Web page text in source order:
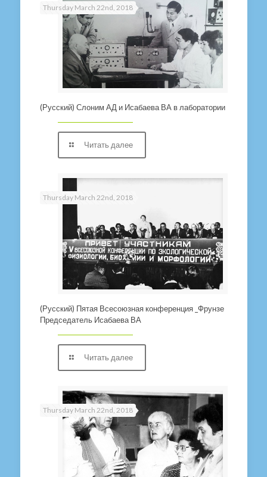
Thursday March 22nd, 2018
(Русский) Слоним АД и Исабаева ВА в лаборатории
Читать далее
Thursday March 22nd, 2018
(Русский) Пятая Всесоюзная конференция _Фрунзе
Председатель Исабаева ВА
Читать далее
Thursday March 22nd, 2018